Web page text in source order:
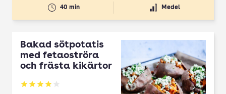
40 min Medel
Bakad sötpotatis
med fetaoströra
och frästa kikärtor
Betyg: 3.97 av 5